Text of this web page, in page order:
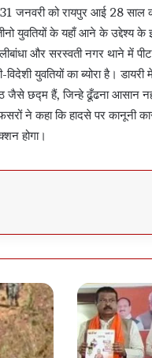
जनवरी को रायपुर आई 28
तीनो युवतियों के यहाँ आने के
और सरस्वती नगर थाने में
युवतियों का ब्योरा है।
छद्म हैं, जिन्हे ढूँढना आसान
ने कहा कि हादसे पर कानूनी
होगा।